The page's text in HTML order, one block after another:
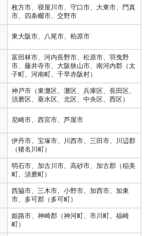
枚方市、寝屋川市、守口市、大東市、門真
市、四条畷市、交野市
東大阪市、八尾市、柏原市
富田林市、河内長野市、松原市、羽曳野
市、藤井寺市、大阪狭山市、南河内郡（太
子町、河南町、千早赤阪村）
神戸市（東灘区、灘区、兵庫区、長田区、
須磨区、垂水区、北区、中央区、西区）
尼崎市、西宮市、芦屋市
伊丹市、宝塚市、川西市、三田市、川辺郡
（猪名川町）
明石市、加古川市、高砂市、加古郡（稲美
町、須磨町）
西脇市、三木市、小野市、加西市、加東
市、多可郡（多可町）
姫路市、神崎郡（神河町、市川町、福崎
町）